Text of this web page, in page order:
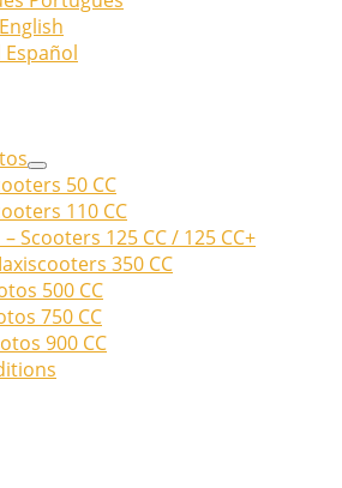
English
Español
50 CC
110 CC
– Scooters 125 CC / 125 CC+
350 CC
500 CC
750 CC
900 CC